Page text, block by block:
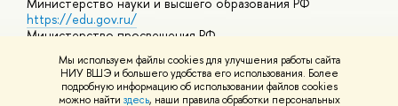
Мы используем файлы cookies для улучшения работы сайта
НИУ ВШЭ и большего удобства его использования. Более
подробную информацию об использовании файлов cookies
можно найти здесь, наши правила обработки персональных
https://edu.gov.ru/
Министерство просвещения РФ
https://elearning.hse.ru/mooc
Массовые открытые онлайн-курсы